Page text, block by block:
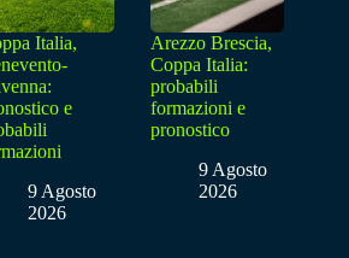
Italia,
e
9 Agosto
2026
Arezzo Brescia,
Coppa Italia:
probabili
formazioni e
pronostico
9 Agosto
2026